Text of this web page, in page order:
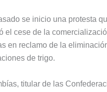
se inicio una protesta
el cese de la
en reclamo de la
de trigo.
titular de las